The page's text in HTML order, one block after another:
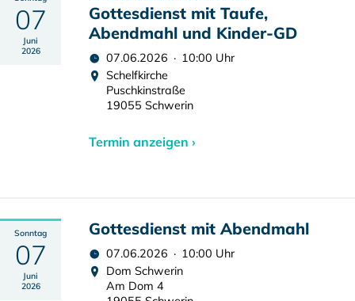
07
Juni
2026
Gottesdienst mit Taufe,
Abendmahl und Kinder-GD
07.06.2026 · 10:00 Uhr
Schelfkirche
Puschkinstraße
19055 Schwerin
Termin anzeigen ›
Sonntag
07
Juni
2026
Gottesdienst mit Abendmahl
07.06.2026 · 10:00 Uhr
Dom Schwerin
Am Dom 4